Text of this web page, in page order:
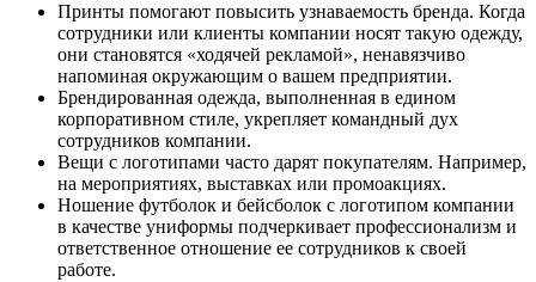
Принты помогают повысить узнаваемость бренда. Когда
сотрудники или клиенты компании носят такую одежду,
они становятся «ходячей рекламой», ненавязчиво
напоминая окружающим о вашем предприятии.
Брендированная одежда, выполненная в едином
корпоративном стиле, укрепляет командный дух
сотрудников компании.
Вещи с логотипами часто дарят покупателям. Например,
на мероприятиях, выставках или промоакциях.
Ношение футболок и бейсболок с логотипом компании
в качестве униформы подчеркивает профессионализм и
ответственное отношение ее сотрудников к своей
работе.